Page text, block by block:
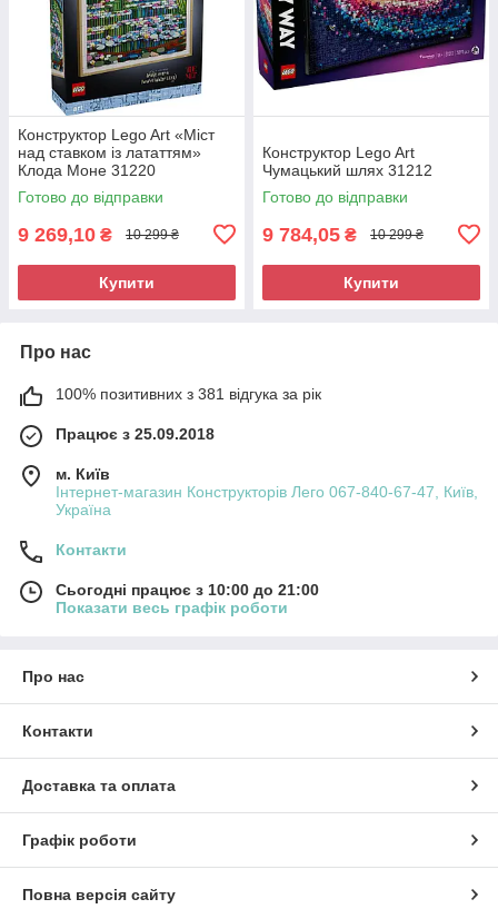
Конструктор Lego Art «Міст
над ставком із лататтям»
Клода Моне 31220
Готово до відправки
9 269,10 ₴ 10 299 ₴
Купити
Конструктор Lego Art
Чумацький шлях 31212
Готово до відправки
9 784,05 ₴ 10 299 ₴
Купити
Про нас
100% позитивних з 381 відгука за рік
Працює з 25.09.2018
м. Київ
Інтернет-магазин Конструкторів Лего 067-840-67-47, Київ,
Україна
Контакти
Сьогодні працює з 10:00 до 21:00
Показати весь графік роботи
Про нас
Контакти
Доставка та оплата
Графік роботи
Повна версія сайту